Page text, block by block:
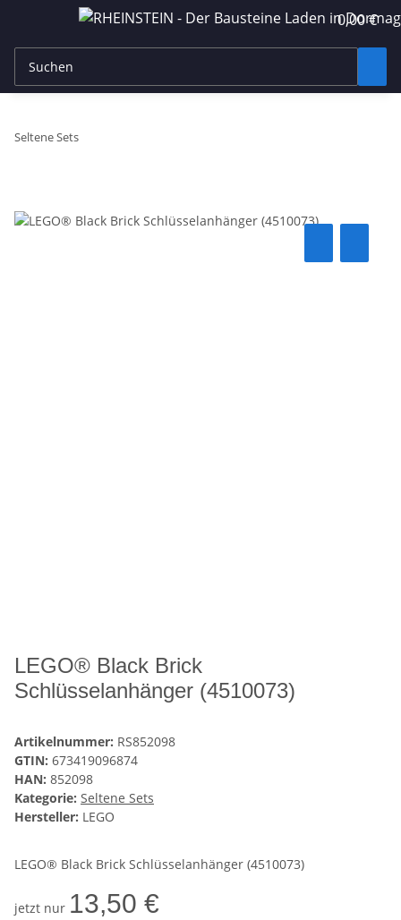
0,00 €
Seltene Sets
LEGO® Black Brick
Schlüsselanhänger (4510073)
Artikelnummer: RS852098
GTIN: 673419096874
HAN: 852098
Kategorie: Seltene Sets
Hersteller: LEGO
LEGO® Black Brick Schlüsselanhänger (4510073)
jetzt nur 13,50 €